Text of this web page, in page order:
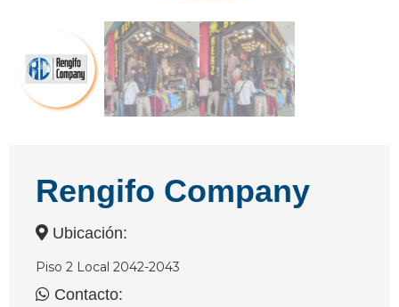
Rengifo Company
Ubicación:
Piso 2 Local 2042-2043
Contacto: